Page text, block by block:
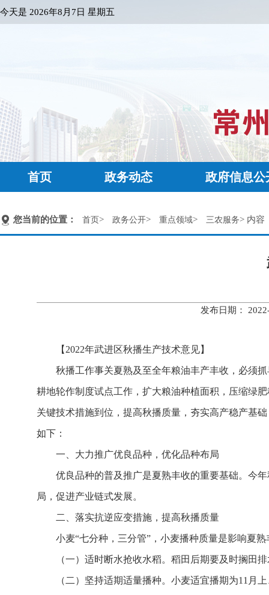
今天是 2026年8月7日 星期五
首页 政务动态 政府信息公
您当前的位置： 首页> 政务公开> 重点领域> 三农服务> 内容
发布日期：
【2022年武进区秋播生产技术意见】
秋播工作事关夏熟及至全年粮油丰产丰收，必须
耕地轮作制度试点工作，扩大粮油种植面积，压缩绿
关键技术措施到位，提高秋播质量，夯实高产稳产基
如下：
一、大力推广优良品种，优化品种布局
优良品种的普及推广是夏熟丰收的重要基础。今
局，促进产业链式发展。
二、落实抗逆应变措施，提高秋播质量
小麦“七分种，三分管”，小麦播种质量是影响夏
（一）适时断水抢收水稻。稻田后期要及时搁田
（二）坚持适期适量播种。小麦适宜播期为11月